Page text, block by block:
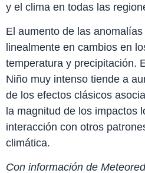
y el clima en todas las
El aumento de las
linealmente en cambios en
temperatura y precipitación.
Niño muy intenso tiende a
de los efectos clásicos
la magnitud de los impactos
interacción con otros
climática.
Con información de Meteored